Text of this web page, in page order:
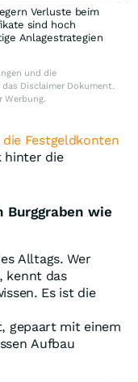
Verluste beim
sind hoch
Anlagestrategien
und die
Disclaimer Dokument.
Werbung.
die Festgeldkonten
hinter die
Burggraben wie
Alltags. Wer
kennt das
Es ist die
gepaart mit einem
Aufbau